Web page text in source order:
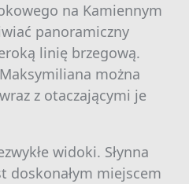
na Kamiennym
panoramiczny
linię brzegową.
można
z otaczającymi je
widoki. Słynna
doskonałym miejscem